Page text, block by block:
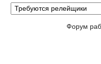
Форум